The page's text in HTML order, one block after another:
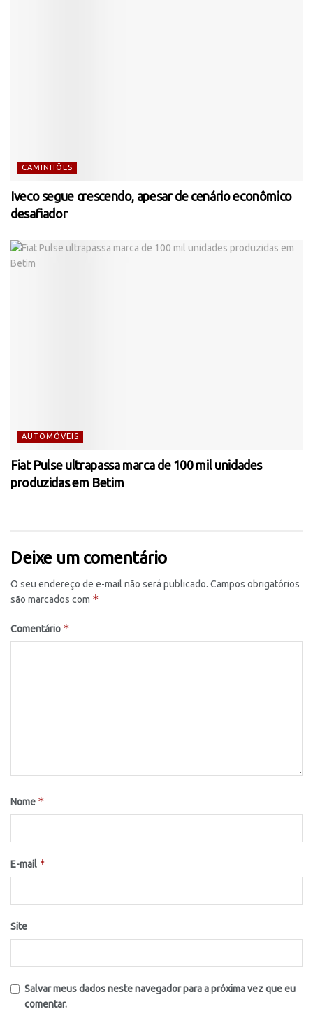
CAMINHÕES
Iveco segue crescendo, apesar de cenário econômico
desafiador
AUTOMÓVEIS
Fiat Pulse ultrapassa marca de 100 mil unidades
produzidas em Betim
Deixe um comentário
O seu endereço de e-mail não será publicado. Campos obrigatórios
são marcados com *
Comentário *
Nome *
E-mail *
Site
Salvar meus dados neste navegador para a próxima vez que eu
comentar.